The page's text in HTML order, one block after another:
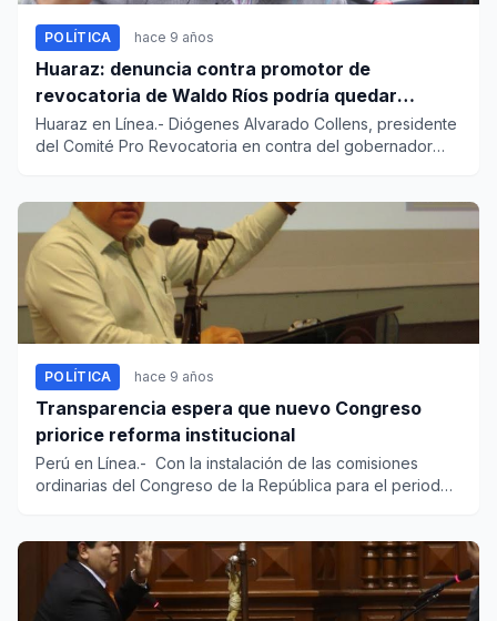
POLÍTICA hace 9 años
Huaraz: denuncia contra promotor de
revocatoria de Waldo Ríos podría quedar
archivada
Huaraz en Línea.- Diógenes Alvarado Collens, presidente
del Comité Pro Revocatoria en contra del gobernador
POLÍTICA hace 9 años
Transparencia espera que nuevo Congreso
priorice reforma institucional
Perú en Línea.- Con la instalación de las comisiones
ordinarias del Congreso de la República para el periodo